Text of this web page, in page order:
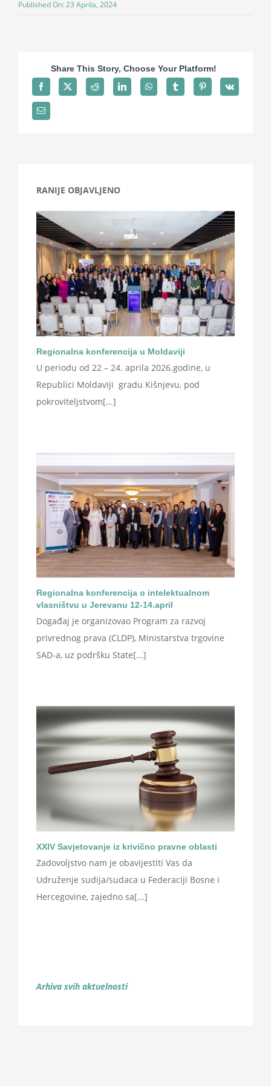
Kontakt
Published On: 23 Aprila, 2024
Share This Story, Choose Your Platform!
RANIJE OBJAVLJENO
Regionalna konferencija u Moldaviji
U periodu od 22 – 24. aprila 2026.godine, u
Republici Moldaviji gradu Kišnjevu, pod
pokroviteljstvom[...]
Regionalna konferencija o intelektualnom
vlasništvu u Jerevanu 12-14.april
Događaj je organizovao Program za razvoj
privrednog prava (CLDP), Ministarstva trgovine
SAD-a, uz podršku State[...]
XXIV Savjetovanje iz krivično pravne oblasti
Zadovoljstvo nam je obavijestiti Vas da
Udruženje sudija/sudaca u Federaciji Bosne i
Hercegovine, zajedno sa[...]
Arhiva svih aktuelnosti